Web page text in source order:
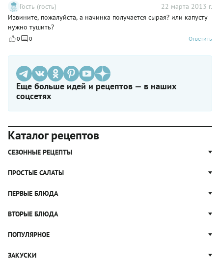
Гость (гость)
22 марта 2013 г.
Извините, пожалуйста, а начинка получается сырая? или капусту
нужно тушить?
0 0 Ответить
Еще больше идей и рецептов — в наших
соцсетях
Каталог рецептов
СЕЗОННЫЕ РЕЦЕПТЫ
Рецепты из капусты
Рецепты с грибами
Яблочные пироги
Блюда из тыквы
ПРОСТЫЕ САЛАТЫ
Простые салаты
Салат Цезарь
Салат Нисуаз
Крабовый салат
ПЕРВЫЕ БЛЮДА
Щи
Рассольник
Гороховый суп
ВТОРЫЕ БЛЮДА
Котлеты
Пельмени
ПОПУЛЯРНОЕ
Пицца
ЗАКУСКИ